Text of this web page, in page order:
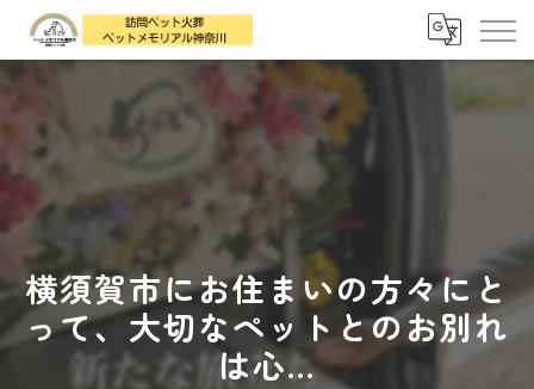
横須賀市にお住まいの方々にと
って、大切なペットとのお別れ
は心...